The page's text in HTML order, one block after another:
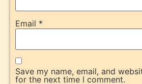
Email *
Save my name, email, and
for the next time I comment.